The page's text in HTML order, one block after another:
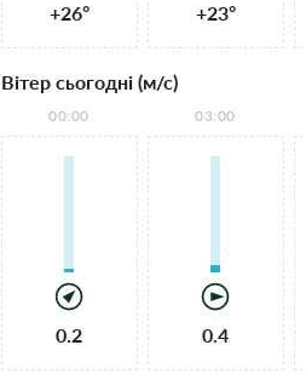
+26° +23°
Вітер сьогодні (м/с)
00:00
0.2
03:00
0.4